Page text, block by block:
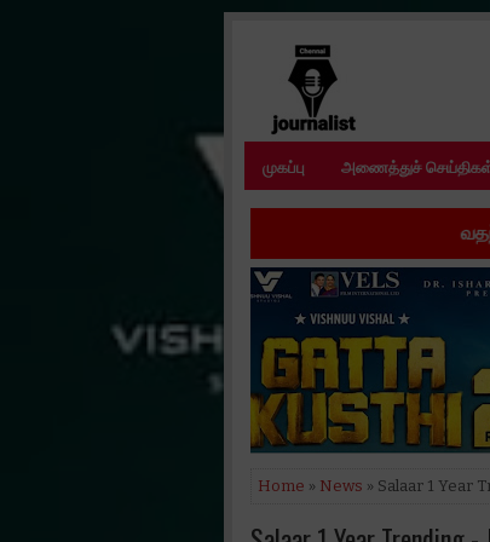
முகப்பு அணைத்துச்
வதந்தி – சீசன் 2’
Home » News » Salaar 1 Year